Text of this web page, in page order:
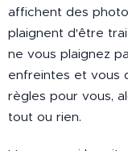
affichent des
plaignent d'être
ne vous plaignez
enfreintes et vous
règles pour vous,
tout ou rien.